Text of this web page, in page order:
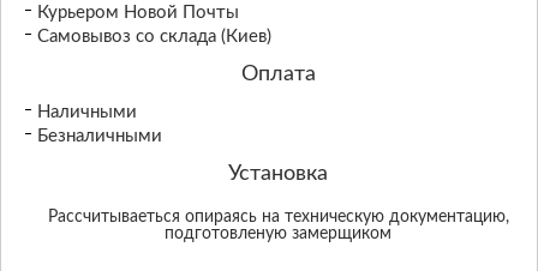
Курьером Новой Почты
Самовывоз со склада (Киев)
Оплата
Наличными
Безналичными
Установка
Рассчитываеться опираясь на техническую документацию,
подготовленую замерщиком